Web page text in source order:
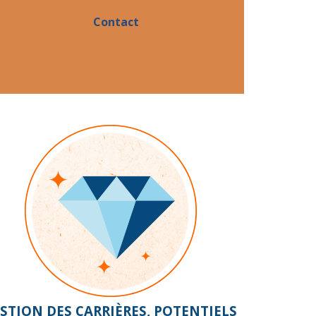
Contact
DES CARRIÈRES, POTENTIELS